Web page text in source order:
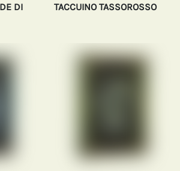
DI
TACCUINO TASSOROSSO